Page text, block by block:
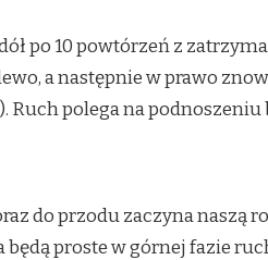
po 10 powtórzeń z
a następnie w prawo
polega na
do przodu zaczyna naszą
proste w górnej fazie